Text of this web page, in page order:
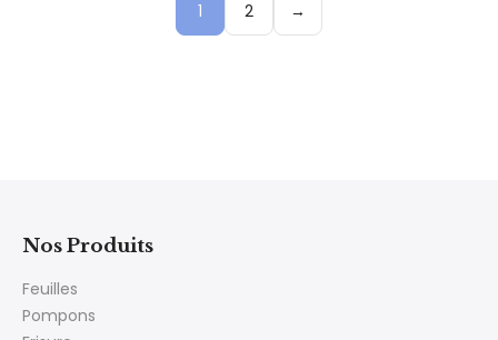
1 2 →
Nos Produits
Feuilles
Pompons